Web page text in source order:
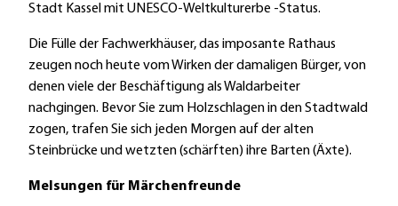
Stadt Kassel mit UNESCO-Weltkulturerbe -Status.
Die Fülle der Fachwerkhäuser, das imposante Rathaus
zeugen noch heute vom Wirken der damaligen Bürger, von
denen viele der Beschäftigung als Waldarbeiter
nachgingen. Bevor Sie zum Holzschlagen in den Stadtwald
zogen, trafen Sie sich jeden Morgen auf der alten
Steinbrücke und wetzten (schärften) ihre Barten (Äxte).
Melsungen für Märchenfreunde